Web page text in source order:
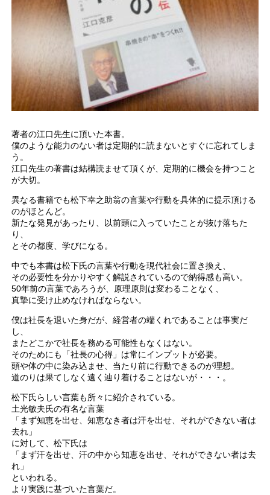
著者の江口先生に頂いた本書。
僕のような能力のない者は定期的に読まないとすぐに忘れてしま
う。
江口先生の著書は結構読ませて頂くが、定期的に機会を持つこと
が大切。
異なる書籍でも松下幸之助翁の言葉や行動を具体的に提示頂ける
のがほとんど。
新たな発見があったり、以前頭に入っていたことが抜け落ちた
り、
とその都度、学びになる。
中でも本書は松下氏の言葉や行動を現代社会に置き換え、
その必要性を分かりやすく解説されているので納得感も高い。
50年前の言葉であろうが、原理原則は変わることなく、
真摯に受け止めなければならない。
僕は社長を退いた身だが、経営者の端くれであることは事実だ
し、
またどこかで社長を務める可能性もなくはない。
そのためにも「社長の心得」は常にインプットが必要。
頭や体の中に染み込ませ、当たり前に行動できるのが理想。
道のりは果てしなく遠く辿り着けることはないが・・・。
松下氏らしい言葉も所々に紹介されている。
土光敏夫氏の有名な言葉
「まず知恵を出せ、知恵なき者は汗を出せ、それができない者は
去れ」
に対して、松下氏は
「まず汗を出せ、汗の中から知恵を出せ、それができない者は去
れ」
といわれる。
より実践に基づいた言葉だ。